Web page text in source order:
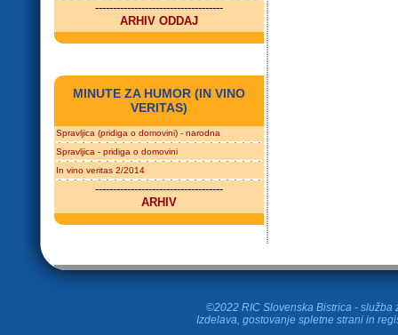
------------------------------------
ARHIV ODDAJ
MINUTE ZA HUMOR (IN VINO
VERITAS)
Spravljica (pridiga o domovini) - narodna
Spravljica - pridiga o domovini
In vino veritas 2/2014
------------------------------------
ARHIV
©2022 RIC Slovenska Bistrica - služba
Izdelava, gostovanje spletne strani in